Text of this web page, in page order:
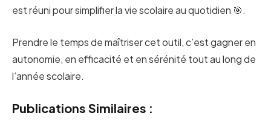
est réuni pour simplifier la vie scolaire au quotidien 🎯.
Prendre le temps de maîtriser cet outil, c’est gagner en
autonomie, en efficacité et en sérénité tout au long de
l’année scolaire.
Publications Similaires :